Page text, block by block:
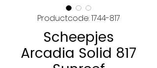
Productcode: 1744-817
Scheepjes
Arcadia Solid 817